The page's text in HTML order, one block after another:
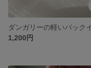
1,200円